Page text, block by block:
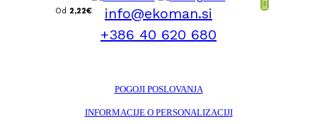
Od 2,22€
info@ekoman.si
+386 40 620 680
POGOJI POSLOVANJA
INFORMACIJE O PERSONALIZACIJI